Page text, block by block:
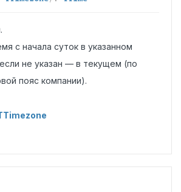
с начала суток в указанном
не указан — в текущем (по
пояс компании).